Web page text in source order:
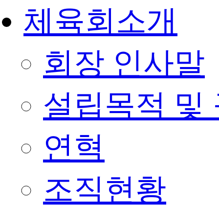
체육회소개
회장 인사말
설립목적 및
연혁
조직현황